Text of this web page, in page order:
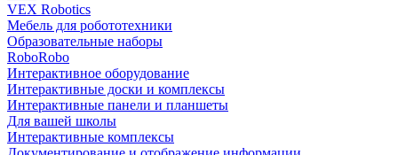
VEX Robotics
Мебель для робототехники
Образовательные наборы
RoboRobo
Интерактивное оборудование
Интерактивные доски и комплексы
Интерактивные панели и планшеты
Для вашей школы
Интерактивные комплексы